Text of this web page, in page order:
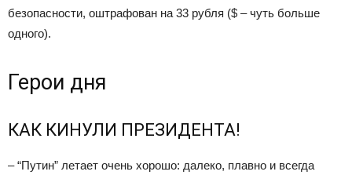
безопасности, оштрафован на 33 рубля ($ – чуть больше
одного).
Герои дня
КАК КИНУЛИ ПРЕЗИДЕНТА!
– “Путин” летает очень хорошо: далеко, плавно и всегда